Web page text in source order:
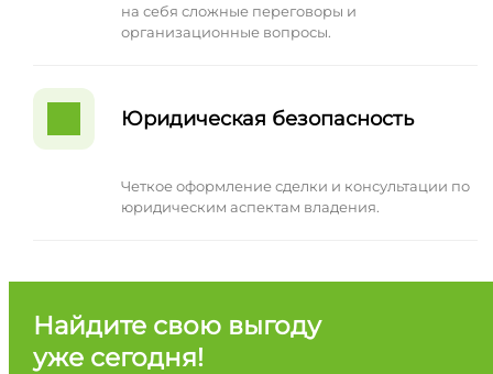
на себя сложные переговоры и
организационные вопросы.
Юридическая безопасность
Четкое оформление сделки и консультации по
юридическим аспектам владения.
Найдите свою выгоду
уже сегодня!